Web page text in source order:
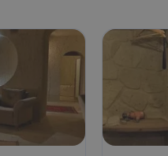
а также
по меню или
км и 38 км
как
город Татларин.
находится в 41 км.